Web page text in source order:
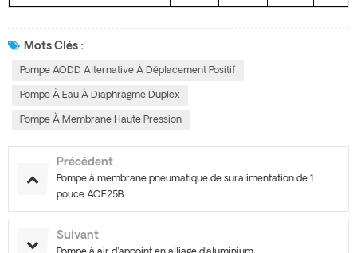
Mots Clés :
Pompe AODD Alternative À Déplacement Positif
Pompe À Eau À Diaphragme Duplex
Pompe À Membrane Haute Pression
Précédent
Pompe à membrane pneumatique de suralimentation de 1
pouce AOE25B
Suivant